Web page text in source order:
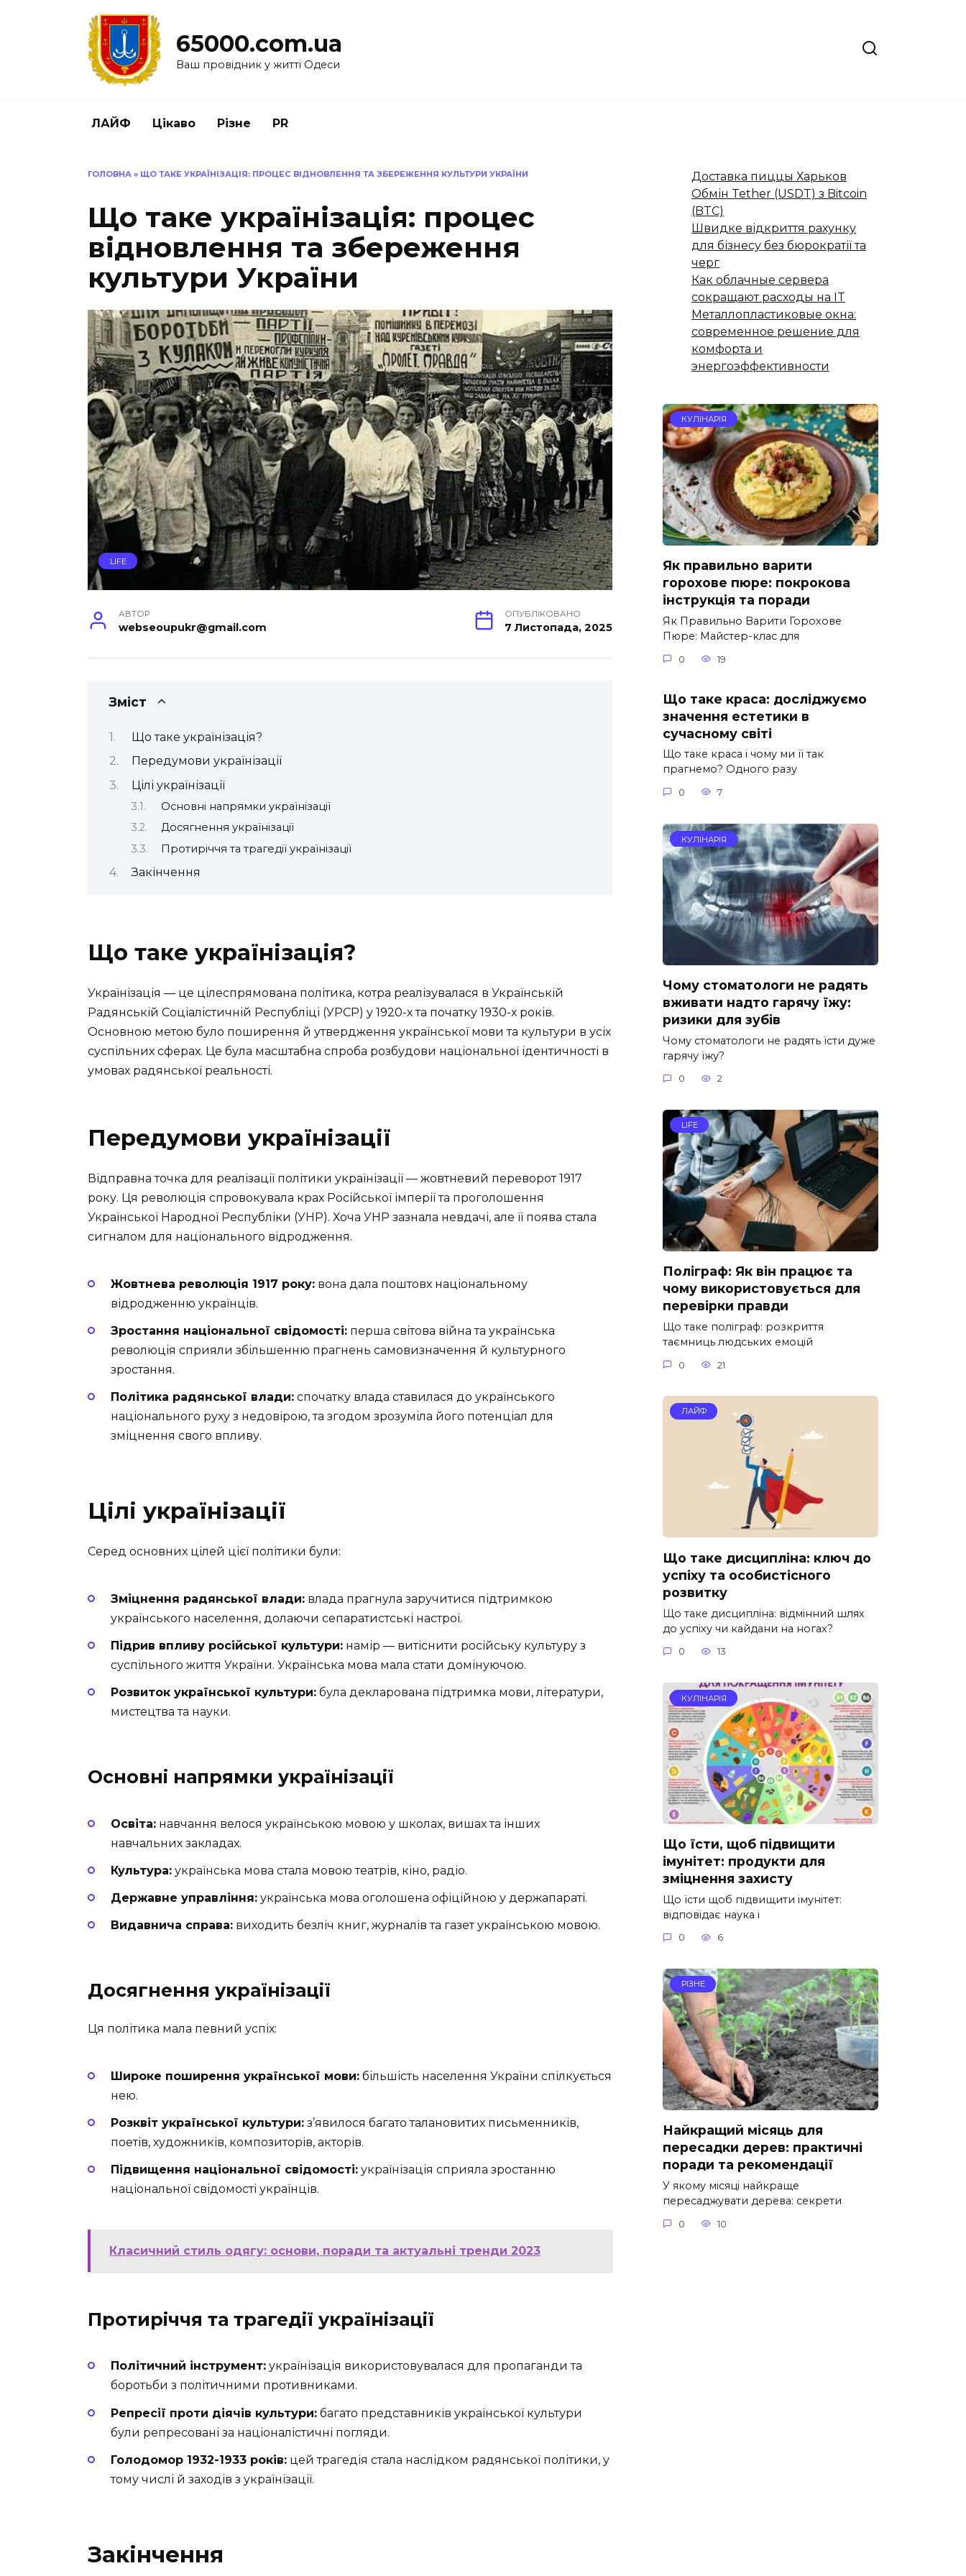
65000.com.ua
Ваш провідник у житті Одеси
ЛАЙФ Цікаво Різне PR
ГОЛОВНА » ЩО ТАКЕ УКРАЇНІЗАЦІЯ: ПРОЦЕС ВІДНОВЛЕННЯ ТА ЗБЕРЕЖЕННЯ КУЛЬТУРИ УКРАЇНИ
Що таке українізація: процес
відновлення та збереження
культури України
LIFE
АВТОР
webseoupukr@gmail.com
ОПУБЛІКОВАНО
7 Листопада, 2025
Зміст
Що таке українізація?
Передумови українізації
Цілі українізації
Основні напрямки українізації
Досягнення українізації
Протиріччя та трагедії українізації
Закінчення
Що таке українізація?
Українізація — це цілеспрямована політика, котра реалізувалася в Українській
Радянській Соціалістичній Республіці (УРСР) у 1920-х та початку 1930-х років.
Основною метою було поширення й утвердження української мови та культури в усіх
суспільних сферах. Це була масштабна спроба розбудови національної ідентичності в
умовах радянської реальності.
Передумови українізації
Відправна точка для реалізації політики українізації — жовтневий переворот 1917
року. Ця революція спровокувала крах Російської імперії та проголошення
Української Народної Республіки (УНР). Хоча УНР зазнала невдачі, але її поява стала
сигналом для національного відродження.
Жовтнева революція 1917 року: вона дала поштовх національному
відродженню українців.
Зростання національної свідомості: перша світова війна та українська
революція сприяли збільшенню прагнень самовизначення й культурного
зростання.
Політика радянської влади: спочатку влада ставилася до українського
національного руху з недовірою, та згодом зрозуміла його потенціал для
зміцнення свого впливу.
Цілі українізації
Серед основних цілей цієї політики були:
Зміцнення радянської влади: влада прагнула заручитися підтримкою
українського населення, долаючи сепаратистські настрої.
Підрив впливу російської культури: намір — витіснити російську культуру з
суспільного життя України. Українська мова мала стати домінуючою.
Розвиток української культури: була декларована підтримка мови, літератури,
мистецтва та науки.
Основні напрямки українізації
Освіта: навчання велося українською мовою у школах, вишах та інших
навчальних закладах.
Культура: українська мова стала мовою театрів, кіно, радіо.
Державне управління: українська мова оголошена офіційною у держапараті.
Видавнича справа: виходить безліч книг, журналів та газет українською мовою.
Досягнення українізації
Ця політика мала певний успіх:
Широке поширення української мови: більшість населення України спілкується
нею.
Розквіт української культури: з’явилося багато талановитих письменників,
поетів, художників, композиторів, акторів.
Підвищення національної свідомості: українізація сприяла зростанню
національної свідомості українців.
Класичний стиль одягу: основи, поради та актуальні тренди 2023
Протиріччя та трагедії українізації
Політичний інструмент: українізація використовувалася для пропаганди та
боротьби з політичними противниками.
Репресії проти діячів культури: багато представників української культури
були репресовані за націоналістичні погляди.
Голодомор 1932-1933 років: цей трагедія стала наслідком радянської політики, у
тому числі й заходів з українізації.
Закінчення
Доставка пиццы Харьков
Обмін Tether (USDT) з Bitcoin
(BTC)
Швидке відкриття рахунку
для бізнесу без бюрократії та
черг
Как облачные сервера
сокращают расходы на IT
Металлопластиковые окна:
современное решение для
комфорта и
энергоэффективности
КУЛІНАРІЯ
Як правильно варити
горохове пюре: покрокова
інструкція та поради
Як Правильно Варити Горохове
Пюре: Майстер-клас для
0 19
Що таке краса: досліджуємо
значення естетики в
сучасному світі
Що таке краса і чому ми її так
прагнемо? Одного разу
0 7
КУЛІНАРІЯ
Чому стоматологи не радять
вживати надто гарячу їжу:
ризики для зубів
Чому стоматологи не радять їсти дуже
гарячу їжу?
0 2
LIFE
Поліграф: Як він працює та
чому використовується для
перевірки правди
Що таке поліграф: розкриття
таємниць людських емоцій
0 21
ЛАЙФ
Що таке дисципліна: ключ до
успіху та особистісного
розвитку
Що таке дисципліна: відмінний шлях
до успіху чи кайдани на ногах?
0 13
КУЛІНАРІЯ
Що їсти, щоб підвищити
імунітет: продукти для
зміцнення захисту
Що їсти щоб підвищити імунітет:
відповідає наука і
0 6
РІЗНЕ
Найкращий місяць для
пересадки дерев: практичні
поради та рекомендації
У якому місяці найкраще
пересаджувати дерева: секрети
0 10